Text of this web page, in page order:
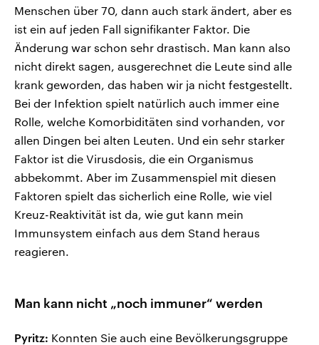
Menschen über 70, dann auch stark ändert, aber es
ist ein auf jeden Fall signifikanter Faktor. Die
Änderung war schon sehr drastisch. Man kann also
nicht direkt sagen, ausgerechnet die Leute sind alle
krank geworden, das haben wir ja nicht festgestellt.
Bei der Infektion spielt natürlich auch immer eine
Rolle, welche Komorbiditäten sind vorhanden, vor
allen Dingen bei alten Leuten. Und ein sehr starker
Faktor ist die Virusdosis, die ein Organismus
abbekommt. Aber im Zusammenspiel mit diesen
Faktoren spielt das sicherlich eine Rolle, wie viel
Kreuz-Reaktivität ist da, wie gut kann mein
Immunsystem einfach aus dem Stand heraus
reagieren.
Man kann nicht „noch immuner“ werden
Pyritz: Konnten Sie auch eine Bevölkerungsgruppe